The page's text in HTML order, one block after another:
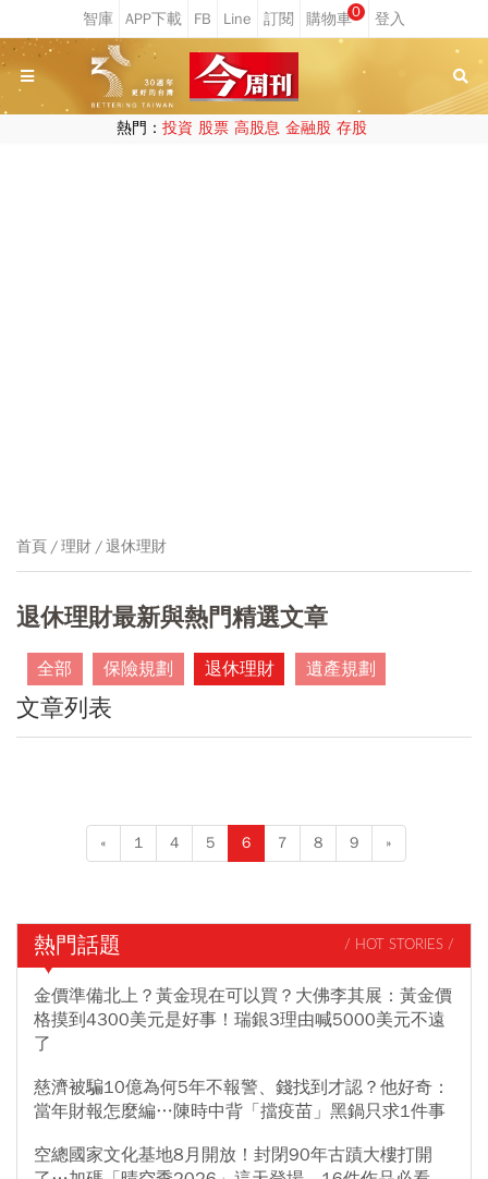
0
熱門： 投資 股票 高股息 金融股 存股
首頁 理財 退休理財
退休理財最新與熱門精選文章
全部 保險規劃 退休理財 遺產規劃
文章列表
« 1 4 5 6 7 8 9 »
熱門話題 / HOT STORIES /
金價準備北上？黃金現在可以買？大佛李其展：黃金價
格摸到4300美元是好事！瑞銀3理由喊5000美元不遠
了
慈濟被騙10億為何5年不報警、錢找到才認？他好奇：
當年財報怎麼編…陳時中背「擋疫苗」黑鍋只求1件事
空總國家文化基地8月開放！封閉90年古蹟大樓打開